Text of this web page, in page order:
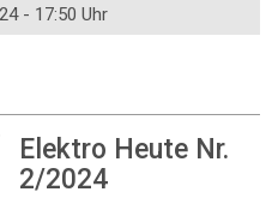
- 17:50 Uhr
Elektro Heute Nr.
2/2024